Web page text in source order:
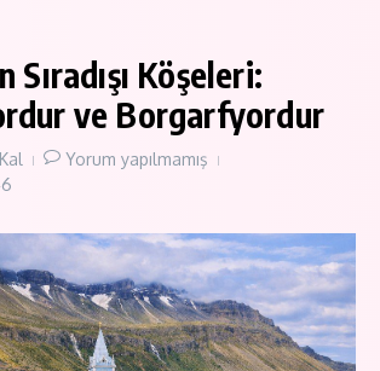
Sıradışı Köşeleri:
ve Borgarfyordur
Yorum yapılmamış